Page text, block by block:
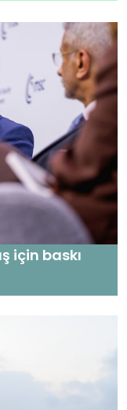
için baskı